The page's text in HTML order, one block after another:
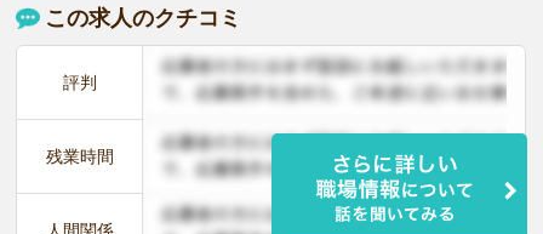
この求人のクチコミ
評判
残業時間